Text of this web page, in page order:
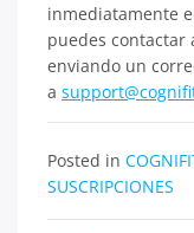
inmediatamente
puedes contactar
enviando un
a
Posted in
SUSCRIPCIONES